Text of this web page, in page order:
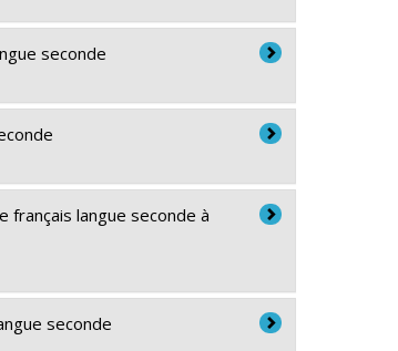
seconde
langue seconde à
seconde